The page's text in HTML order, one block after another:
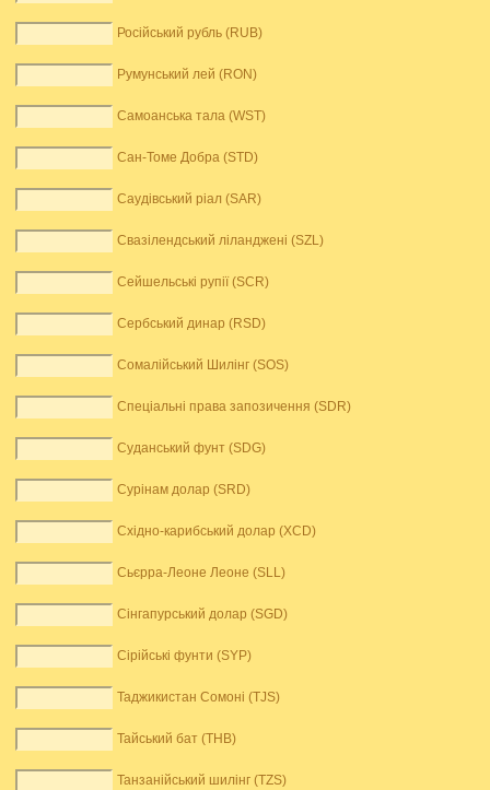
Російський рубль (RUB)
Румунський лей (RON)
Самоанська тала (WST)
Сан-Томе Добра (STD)
Саудівський ріал (SAR)
Свазілендський ліланджені (SZL)
Сейшельські рупії (SCR)
Сербський динар (RSD)
Сомалійський Шилінг (SOS)
Спеціальні права запозичення (SDR)
Суданський фунт (SDG)
Сурінам долар (SRD)
Східно-карибський долар (XCD)
Сьєрра-Леоне Леоне (SLL)
Сінгапурський долар (SGD)
Сірійські фунти (SYP)
Таджикистан Сомоні (TJS)
Тайський бат (THB)
Танзанійський шилінг (TZS)